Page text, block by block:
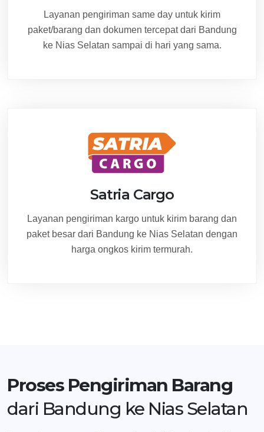
Layanan pengiriman same day untuk kirim
paket/barang dan dokumen tercepat dari Bandung
ke Nias Selatan sampai di hari yang sama.
Satria Cargo
Layanan pengiriman kargo untuk kirim barang dan
paket besar dari Bandung ke Nias Selatan dengan
harga ongkos kirim termurah.
Proses Pengiriman Barang
dari Bandung ke Nias Selatan